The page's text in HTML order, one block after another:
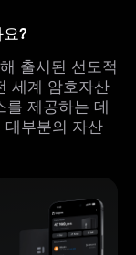
?
출시된 선도적
세계 암호자산
를 제공하는 데
부분의 자산